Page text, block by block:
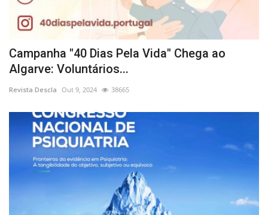
Campanha "40 Dias Pela Vida" Chega ao
Algarve: Voluntários...
Revista Descla Out 9, 2024 38665